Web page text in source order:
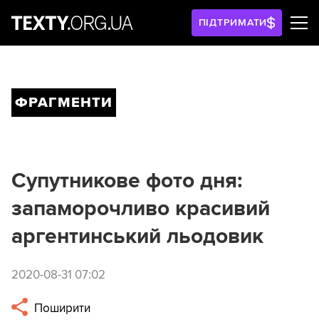
ПІДТРИМАТИ
ФРАГМЕНТИ
Супутникове фото дня:
запаморочливо красивий
аргентинський льодовик
2020-08-31 07:02
Поширити